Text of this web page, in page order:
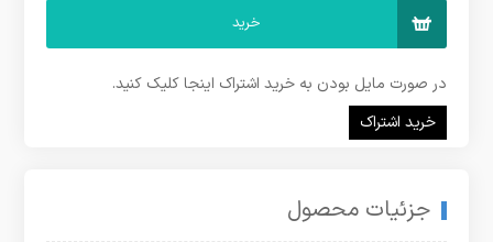
خرید
در صورت مایل بودن به خرید اشتراک اینجا کلیک کنید.
خرید اشتراک
جزئیات محصول